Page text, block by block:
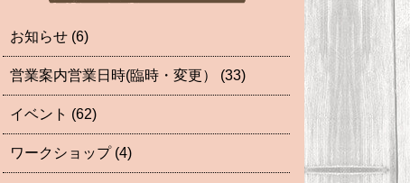
お知らせ (6)
営業案内営業日時(臨時・変更） (33)
イベント (62)
ワークショップ (4)